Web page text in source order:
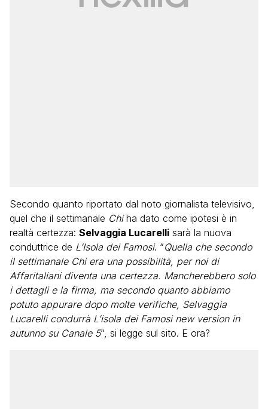
Secondo quanto riportato dal noto giornalista televisivo,
quel che il settimanale Chiha dato come ipotesi è in
realtà certezza: Selvaggia Lucarelli sarà la nuova
conduttrice de L’Isola dei Famosi. “Quella che secondo
il settimanale Chi era una possibilità, per noi di
Affaritaliani diventa una certezza. Mancherebbero solo
i dettagli e la firma, ma secondo quanto abbiamo
potuto appurare dopo molte verifiche, Selvaggia
Lucarelli condurrà L’isola dei Famosi new version in
autunno su Canale 5“, si legge sul sito. E ora?